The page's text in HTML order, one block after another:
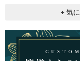
+ 気